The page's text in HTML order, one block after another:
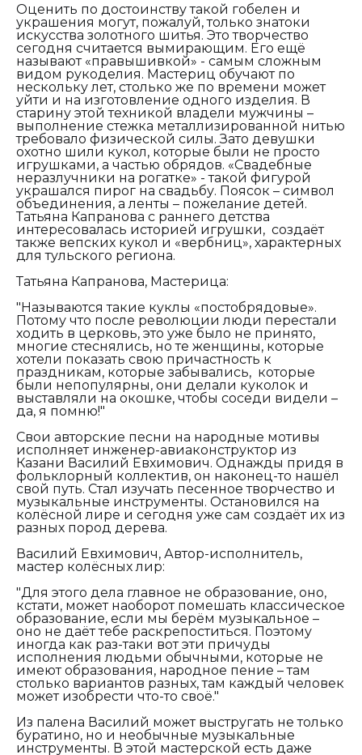
Оценить по достоинству такой гобелен и
украшения могут, пожалуй, только знатоки
искусства золотного шитья. Это творчество
сегодня считается вымирающим. Его ещё
называют «правышивкой» - самым сложным
видом рукоделия. Мастериц обучают по
нескольку лет, столько же по времени может
уйти и на изготовление одного изделия. В
старину этой техникой владели мужчины –
выполнение стежка металлизированной нитью
требовало физической силы. Зато девушки
охотно шили кукол, которые были не просто
игрушками, а частью обрядов. «Свадебные
неразлучники на рогатке» - такой фигурой
украшался пирог на свадьбу. Поясок – символ
объединения, а ленты – пожелание детей.
Татьяна Капранова с раннего детства
интересовалась историей игрушки, создаёт
также вепских кукол и «вербниц», характерных
для тульского региона.
Татьяна Капранова, Мастерица:
"Называются такие куклы «постобрядовые».
Потому что после революции люди перестали
ходить в церковь, это уже было не принято,
многие стеснялись, но те женщины, которые
хотели показать свою причастность к
праздникам, которые забывались, которые
были непопулярны, они делали куколок и
выставляли на окошке, чтобы соседи видели –
да, я помню!"
Свои авторские песни на народные мотивы
исполняет инженер-авиаконструктор из
Казани Василий Евхимович. Однажды придя в
фольклорный коллектив, он наконец-то нашёл
свой путь. Стал изучать песенное творчество и
музыкальные инструменты. Остановился на
колёсной лире и сегодня уже сам создаёт их из
разных пород дерева.
Василий Евхимович, Автор-исполнитель,
мастер колёсных лир:
"Для этого дела главное не образование, оно,
кстати, может наоборот помешать классическое
образование, если мы берём музыкальное –
оно не даёт тебе раскрепоститься. Поэтому
иногда как раз-таки вот эти причуды
исполнения людьми обычными, которые не
имеют образования, народное пение – там
столько вариантов разных, там каждый человек
может изобрести что-то своё."
Из палена Василий может выстругать не только
буратино, но и необычные музыкальные
инструменты. В этой мастерской есть даже